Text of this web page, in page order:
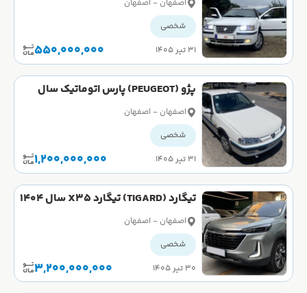
اصفهان - اصفهان
شخصی
۳۱ تیر ۱۴۰۵
550,000,000
پژو (PEUGEOT) پارس اتوماتیک سال
1389اصفهان - اصفهان
شخصی
۳۱ تیر ۱۴۰۵
1,200,000,000
تیگارد (TIGARD) تیگارد X35 سال 1404
اصفهان - اصفهان
شخصی
۳۰ تیر ۱۴۰۵
3,200,000,000